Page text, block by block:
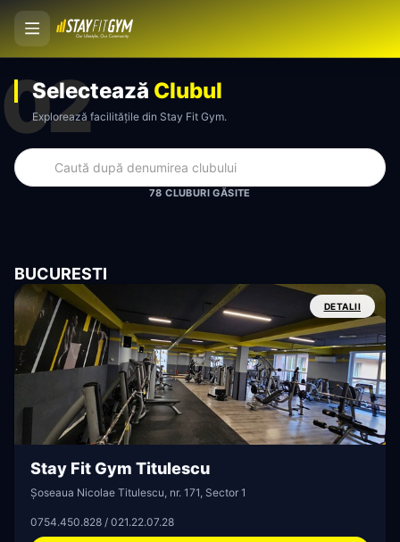
02
Selectează Clubul
Explorează facilitățile din Stay Fit Gym.
78 CLUBURI GĂSITE
BUCURESTI
DETALII
Stay Fit Gym Titulescu
Șoseaua Nicolae Titulescu, nr. 171, Sector 1
0754.450.828 / 021.22.07.28